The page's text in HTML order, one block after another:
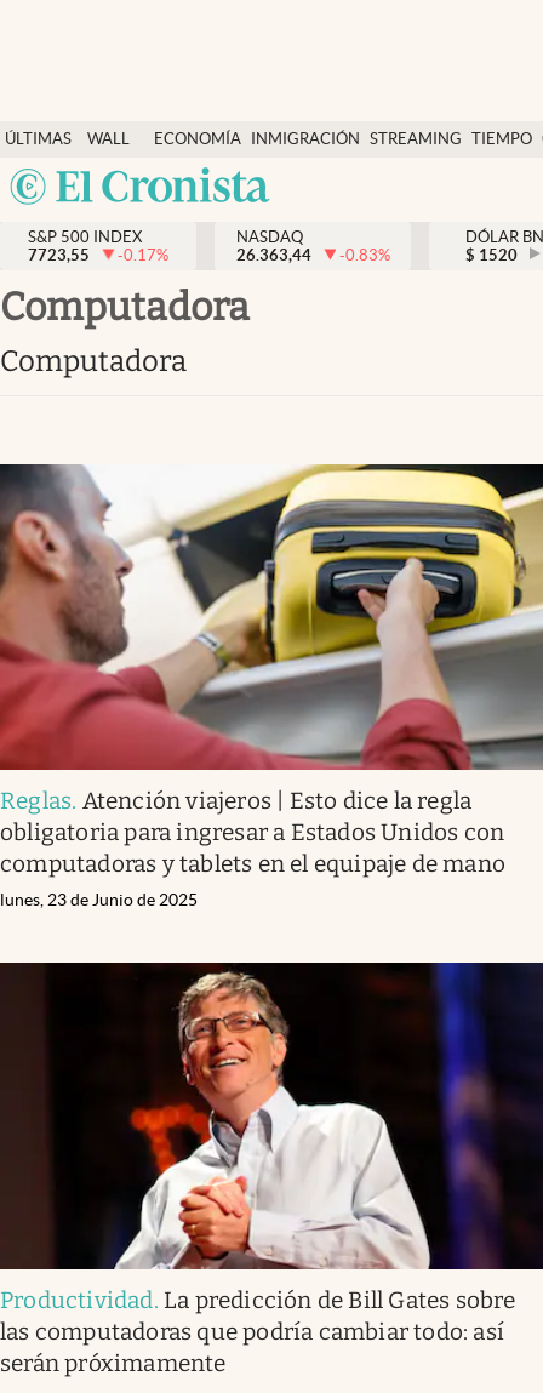
ÚLTIMAS
NOTICIAS
WALL
STREET
Y
DÓLAR
ECONOMÍA INMIGRACIÓN STREAMING TIEMPO
México
Finanzas y economía
Wall Street y dólar
Inmigración
Tiempo
Ciencia y salud
Streaming
PC y mobile
Lifestyle
USA
S&P 500 INDEX
7723,55
-0.17%
NASDAQ
26.363,44
-0.83%
DÓLAR
$ 1520
computadora
computadora
Reglas. Atención viajeros | Esto dice la regla
obligatoria para ingresar a Estados Unidos con
computadoras y tablets en el equipaje de mano
lunes, 23 de Junio de 2025
Productividad. La predicción de Bill Gates sobre
las computadoras que podría cambiar todo: así
serán próximamente